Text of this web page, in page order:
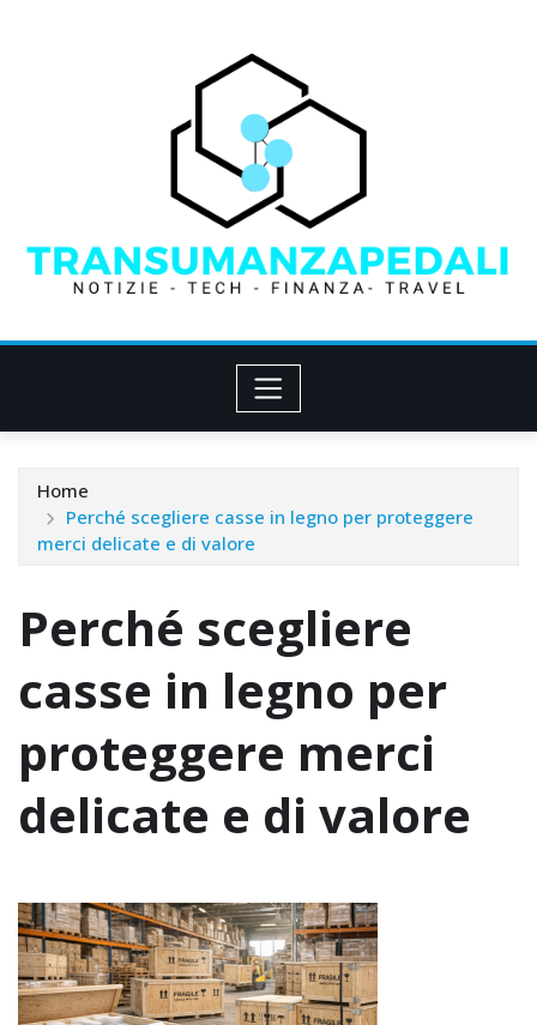
Home
Perché scegliere casse in legno per proteggere
merci delicate e di valore
Perché scegliere
casse in legno per
proteggere merci
delicate e di valore